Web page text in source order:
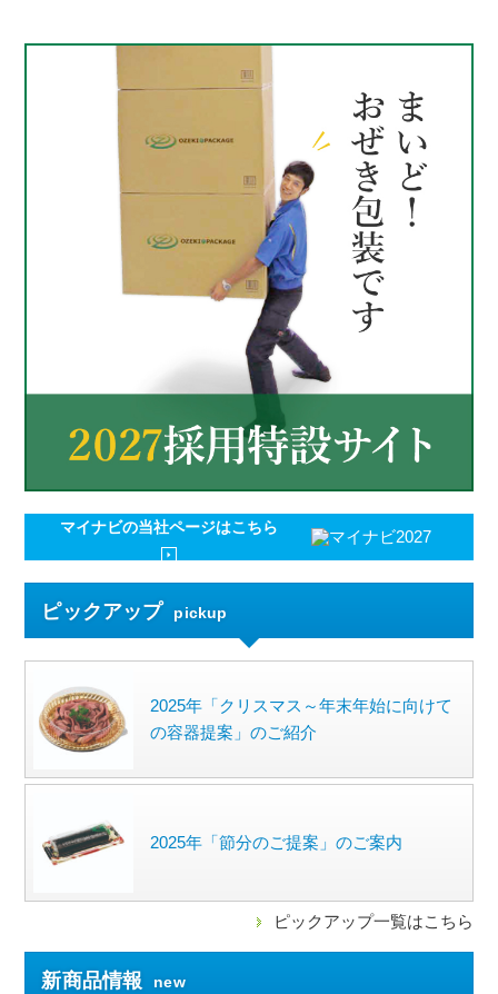
マイナビの当社ページはこちら
ピックアップ pickup
2025年「クリスマス～年末年始に向けて
の容器提案」のご紹介
2025年「節分のご提案」のご案内
ピックアップ一覧はこちら
新商品情報 new